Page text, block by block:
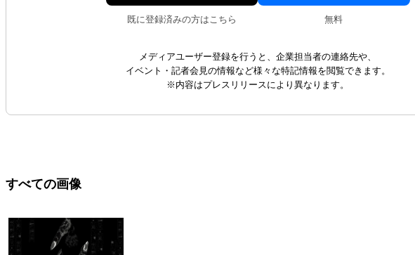
既に登録済みの方はこちら 無料
メディアユーザー登録を行うと、企業担当者の連絡先や、
イベント・記者会見の情報など様々な特記情報を閲覧できます。
※内容はプレスリリースにより異なります。
すべての画像